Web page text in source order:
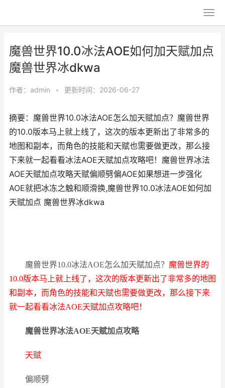
魔兽世界10.0冰法AOE如何加天赋加点
魔兽世界冰dkwa
作者： admin • 更新时间：2026-06-27
摘要：魔兽世界10.0冰法AOE怎么加天赋加点？魔兽世界
的10.0版本马上就上线了，这次的版本更新出了非常多的
地图和副本，而角色的技能和天赋也需要做更改，那么接
下来就一起看看冰法AOE天赋加点攻略吧！魔兽世界冰法
AOE天赋加点攻略天赋偏顺劈偏AOE如果想进一步强化
AOE就把冰冻之触和顺滑换,魔兽世界10.0冰法AOE如何加
天赋加点 魔兽世界冰dkwa
魔兽世界10.0冰法AOE怎么加天赋加点？ 魔兽世界的
10.0版本马上就上线了，这次的版本更新出了非常多的地图
和副本，而角色的技能和天赋也需要做更改，那么接下来
就一起看看冰法AOE天赋加点攻略吧！
魔兽世界冰法AOE天赋加点攻略
天赋
偏顺劈